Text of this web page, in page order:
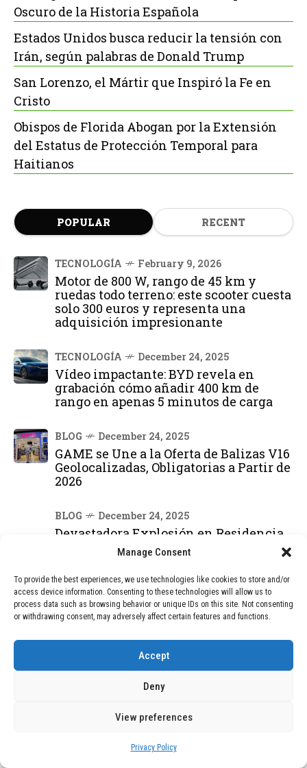
Manage Consent
To provide the best experiences, we use technologies like cookies to store and/or
access device information. Consenting to these technologies will allow us to
process data such as browsing behavior or unique IDs on this site. Not consenting
or withdrawing consent, may adversely affect certain features and functions.
Accept
Deny
View preferences
Privacy Policy
Oscuro de la Historia Española
Estados Unidos busca reducir la tensión con
Irán, según palabras de Donald Trump
San Lorenzo, el Mártir que Inspiró la Fe en
Cristo
Obispos de Florida Abogan por la Extensión
del Estatus de Protección Temporal para
Haitianos
POPULAR RECENT
TECNOLOGÍA February 9, 2026
Motor de 800 W, rango de 45 km y
ruedas todo terreno: este scooter cuesta
solo 300 euros y representa una
adquisición impresionante
TECNOLOGÍA December 24, 2025
Vídeo impactante: BYD revela en
grabación cómo añadir 400 km de
rango en apenas 5 minutos de carga
BLOG December 24, 2025
GAME se Une a la Oferta de Balizas V16
Geolocalizadas, Obligatorias a Partir de
2026
BLOG December 24, 2025
Devastadora Explosión en Residencia
de Ancianos de Pensilvania Deja al
Menos Dos Víctimas Fatales
DEAL OF THE MONTH
01 TECNOLOGÍA February 9, 2026
Motor de 800 W, rango de 45 km y
ruedas todo terreno: este scooter cuesta
solo 300 euros y representa una
adquisición impresionante
December 24, 2025